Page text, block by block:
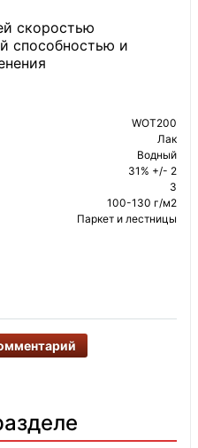
скоростью
способностью и
WOT200
Лак
Водный
31% +/- 2
3
100-130 г/м2
Паркет и лестницы